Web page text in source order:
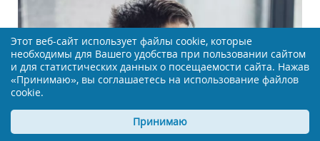
Этот веб-сайт использует файлы cookie, которые
необходимы для Вашего удобства при пользовании сайтом
и для статистических данных о посещаемости сайта. Нажав
«Принимаю», вы соглашаетесь на использование файлов
cookie.
Принимаю